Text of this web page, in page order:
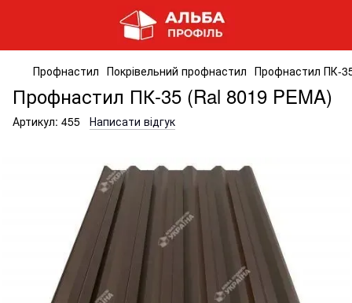
Профнастил Покрівельний профнастил Профнастил ПК-
Профнастил ПК-35 (Ral 8019 PEMA)
Артикул: 455 Написати відгук